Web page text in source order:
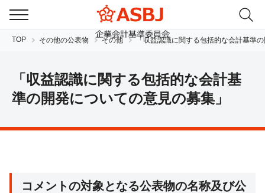
TOP その他の公表物 その他 「収益認識に関する包括的な会計基準
「収益認識に関する包括的な会計基
準の開発についての意見の募集」
コメントの対象となる公表物の名称及び公